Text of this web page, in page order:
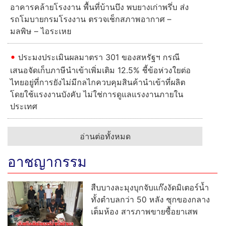
อาคารคล้ายโรงงาน พื้นที่บ้านบึง พบยางเก่าพรึ่บ ส่ง
รถโมบายกรมโรงงาน ตรวจเช็กสภาพอากาศ –
มลพิษ – ไอระเหย
ประมงประเมินผลมาตรา 301 ของสหรัฐฯ กรณี
เสนอจัดเก็บภาษีนำเข้าเพิ่มเติม 12.5% ชี้ข้อห่วงใยต่อ
ไทยอยู่ที่การยังไม่มีกลไกควบคุมสินค้านำเข้าที่ผลิต
โดยใช้แรงงานบังคับ ไม่ใช่การดูแลแรงงานภายใน
ประเทศ
อ่านต่อทั้งหมด
อาชญากรรม
สืบบางละมุงบุกจับแก๊งงัดมิเตอร์น้ำ
ทั้งตำบลกว่า 50 หลัง ซุกของกลาง
เต็มห้อง สารภาพขายซื้อยาเสพ